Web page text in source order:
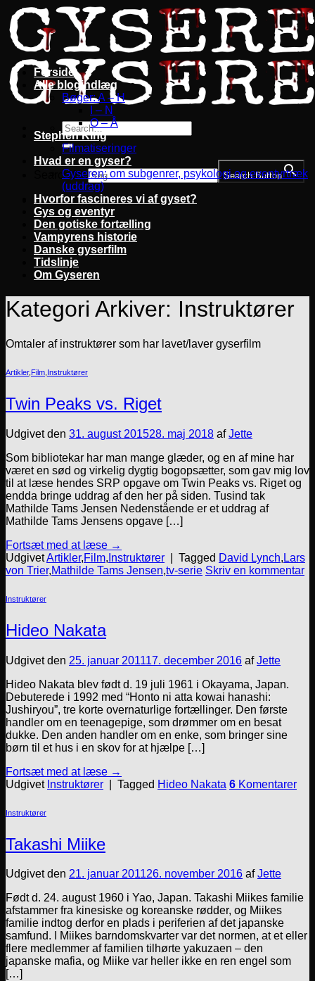
Fortsæt
til
indhold
Search for: Search Button
Forside
Alle blogindlæg
Bøger: A – H
I – N
O – Å
Stephen King
Filmatiseringer
Hvad er en gyser?
Gyseren: om subgenrer, psykologi og eventyrtræk
(uddrag)
Hvorfor fascineres vi af gyset?
Gys og eventyr
Den gotiske fortælling
Vampyrens historie
Danske gyserfilm
Tidslinje
Om Gyseren
Kategori Arkiver: Instruktører
Omtaler af instruktører som har lavet/laver gyserfilm
Artikler, Film Instruktører
Twin Peaks vs. Riget
Udgivet den 31. august 201528. maj 2018 afJette
Som bibliotekar har man mange glæder, og en af mine har
været en sød og virkelig dygtig bogopsætter, som gav mig lov
til at læse hendes SRP opgave om Twin Peaks vs. Riget og
endda bringe uddrag af den her på siden. Tusind tak
Mathilde Tams Jensen Nedenstående er et uddrag af
Mathilde Tams Jensens opgave […]
Fortsæt med at læse →
UdgivetArtikler,Film, Instruktører Tagged David Lynch, Lars
von Trier,Mathilde Tams Jensen,tv-serie Skriv en kommentar
Instruktører
Hideo Nakata
Udgivet den 25. januar 201117. december 2016 afJette
Hideo Nakata blev født d. 19 juli 1961 i Okayama, Japan.
Debuterede i 1992 med “Honto ni atta kowai hanashi:
Jushiryou”, tre korte overnaturlige fortællinger. Den første
handler om en teenagepige, som drømmer om en besat
dukke. Den anden handler om en enke, som bringer sine
børn til et hus i en skov for at hjælpe […]
Fortsæt med at læse →
Udgivet Instruktører Tagged Hideo Nakata 6 Komentarer
Instruktører
Takashi Miike
Udgivet den 21. januar 201126. november 2016 afJette
Født d. 24. august 1960 i Yao, Japan. Takashi Miikes familie
afstammer fra kinesiske og koreanske rødder, og Miikes
familie indtog derfor en plads i periferien af det japanske
samfund. I Miikes barndomskvarter var det normen, at et eller
flere medlemmer af familien tilhørte yakuzaen – den
japanske mafia, og Miike var heller ikke en ren engel som
[…]